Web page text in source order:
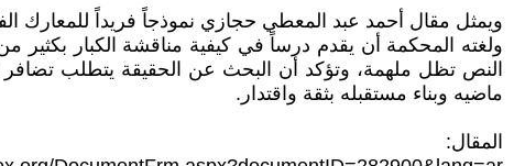
ويمثل مقال أحمد عبد المعطي حجازي نموذجاً فريداً للمعارك
ولغته المحكمة أن يقدم درساً في كيفية مناقشة الكبار بكثير
النص تظل ملهمة، وتؤكد أن البحث عن الحقيقة يتطلب تضافر
ماضيه وبناء مستقبله بثقة واقتدار.
المقال: